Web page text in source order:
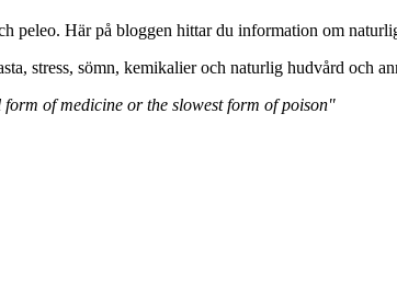
peleo. Här på bloggen hittar du information om
stress, sömn, kemikalier och naturlig hudvård och
of medicine or the slowest form of poison"